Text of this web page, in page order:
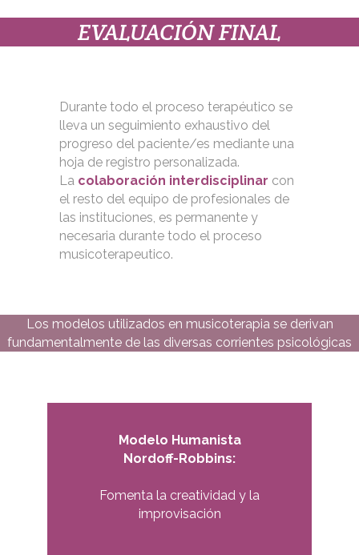
EVALUACIÓN FINAL
Durante todo el proceso terapéutico se
lleva un seguimiento exhaustivo del
progreso del paciente/es mediante una
hoja de registro personalizada.
La colaboración interdisciplinar con
el resto del equipo de profesionales de
las instituciones, es permanente y
necesaria durante todo el proceso
musicoterapeutico.
Los modelos utilizados en musicoterapia se derivan
fundamentalmente de las diversas corrientes psicológicas
Modelo Humanista
Nordoff-Robbins:
Fomenta la creatividad y la
improvisación